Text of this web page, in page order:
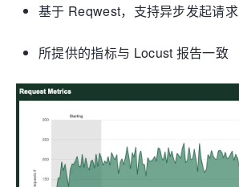
基于 Reqwest，支持异步发起请求
所提供的指标与 Locust 报告一致